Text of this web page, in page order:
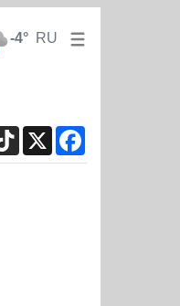
-4° RU
TikTok
X